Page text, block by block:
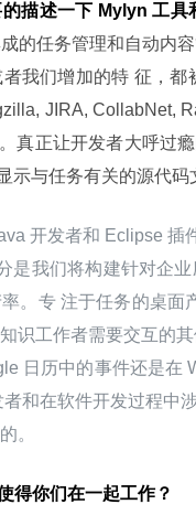
描述一下 Mylyn 工具
的任务管理和自动内
我们增加的特 征，
JIRA, CollabNet,
真正让开发者大呼过
与任务有关的源代码
开发者和 Eclipse 插
是我们将构建针对企
。专 注于任务的桌面
识工作者需要交互的
日历中的事件还是在
和在软件开发过程中
。
得你们在一起工作？